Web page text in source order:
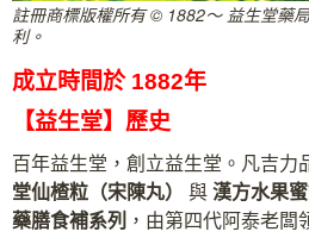
註冊商標版權所有 © 1882～ 益生堂藥
利。
成立時間於 1882年
【益生堂】歷史
百年益生堂，創立益生堂。凡吉力
堂仙楂粒（宋陳丸） 與漢方水果
藥膳食補系列 ，由第四代阿泰老